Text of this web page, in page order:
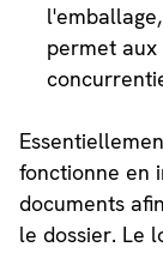
permet aux
fonctionne en
documents
le dossier. Le